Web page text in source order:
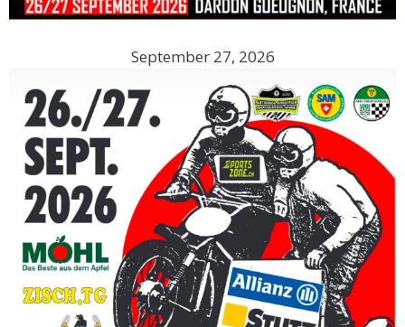
September 27, 2026